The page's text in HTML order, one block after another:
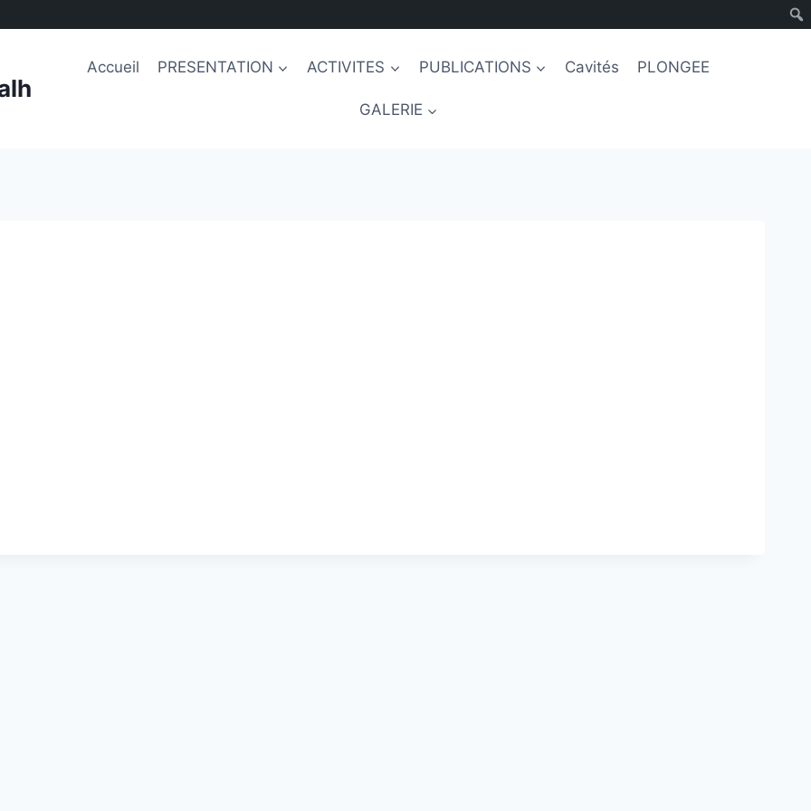
Accueil PRESENTATION ACTIVITES PUBLICATIONS Cavités PLONGEE
GALERIE